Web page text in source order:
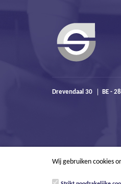
Drevendaal 30 BE -
Wij gebruiken cookies